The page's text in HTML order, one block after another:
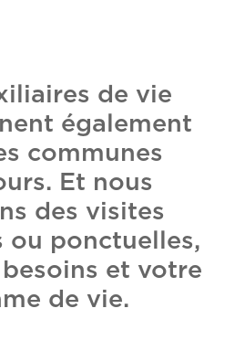
de vie
également
communes
Et nous
des visites
ou ponctuelles,
et votre
de vie.